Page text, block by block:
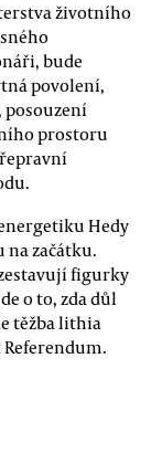
životního
bude
povolení,
posouzení
prostoru
Hedy
na začátku.
figurky
o to, zda důl
těžba lithia
Referendum.